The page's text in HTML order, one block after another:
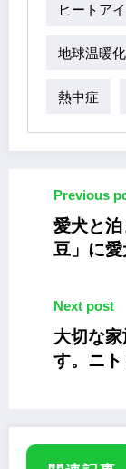
ヒートア
地球温暖化
熱中症
Previous
愛犬と
豆」に
Next post
大切な
す。ニ